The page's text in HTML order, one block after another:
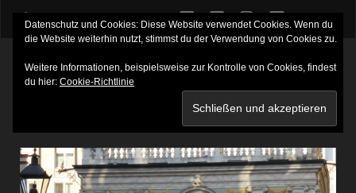
twitterfacebookinstagram
youtube
Datenschutz und Cookies: Diese Website verwendet Cookies. Wenn du
die Website weiterhin nutzt, stimmst du der Verwendung von Cookies zu.
Weitere Informationen, beispielsweise zur Kontrolle von Cookies, findest
du hier: Cookie-Richtlinie